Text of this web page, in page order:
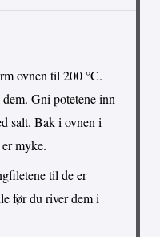
ovnen til 200 °C.
Gni potetene inn
salt. Bak i ovnen i
myke.
til de er
før du river dem i